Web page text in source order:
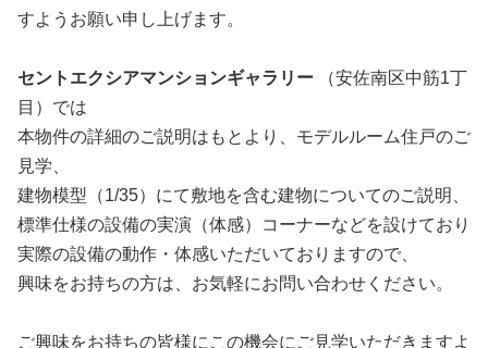
すようお願い申し上げます。
セントエクシアマンションギャラリー （安佐南区中筋1丁
目）では
本物件の詳細のご説明はもとより、モデルルーム住戸のご
見学、
建物模型（1/35）にて敷地を含む建物についてのご説明、
標準仕様の設備の実演（体感）コーナーなどを設けており
実際の設備の動作・体感いただいておりますので、
興味をお持ちの方は、お気軽にお問い合わせください。
ご興味をお持ちの皆様にこの機会にご見学いただきますよ